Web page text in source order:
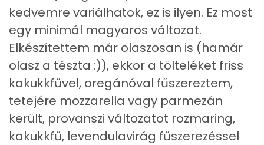
Cukor
10 mg
Élelmi rost
Víz
Összesen 252.5 g
Vitaminok
kedvemre variálhatok, ez is ilyen. Ez most
egy minimál magyaros változat.
Elkészítettem már olaszosan is (hamár
olasz a tészta :)), ekkor a tölteléket friss
kakukkfűvel, oregánóval fűszereztem,
tetejére mozzarella vagy parmezán
került, provanszi változatot rozmaring,
kakukkfű, levendulavirág fűszerezéssel